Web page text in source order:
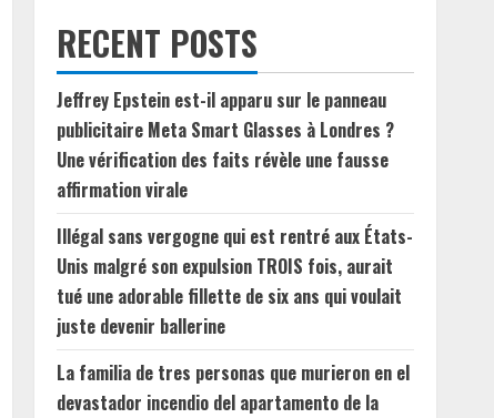
RECENT POSTS
Jeffrey Epstein est-il apparu sur le panneau
publicitaire Meta Smart Glasses à Londres ?
Une vérification des faits révèle une fausse
affirmation virale
Illégal sans vergogne qui est rentré aux États-
Unis malgré son expulsion TROIS fois, aurait
tué une adorable fillette de six ans qui voulait
juste devenir ballerine
La familia de tres personas que murieron en el
devastador incendio del apartamento de la